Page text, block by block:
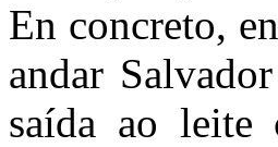
En concreto,
andar
saída ao leite